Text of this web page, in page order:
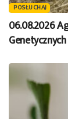
POSŁUCHAJ
06.08.2026